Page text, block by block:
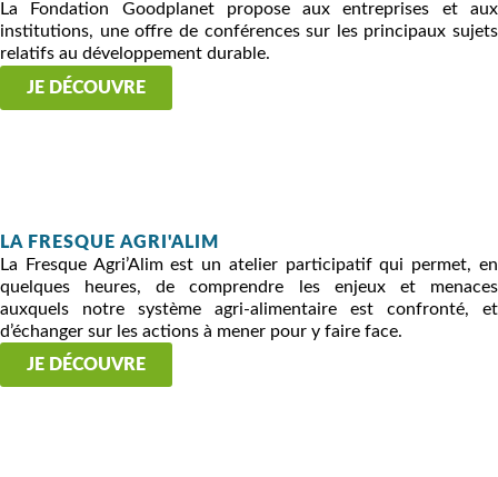
La Fondation Goodplanet propose aux entreprises et aux
institutions, une offre de conférences sur les principaux sujets
relatifs au développement durable.
JE DÉCOUVRE
LA FRESQUE AGRI'ALIM
La Fresque Agri’Alim est un atelier participatif qui permet, en
quelques heures, de comprendre les enjeux et menaces
auxquels notre système agri-alimentaire est confronté, et
d’échanger sur les actions à mener pour y faire face.
JE DÉCOUVRE